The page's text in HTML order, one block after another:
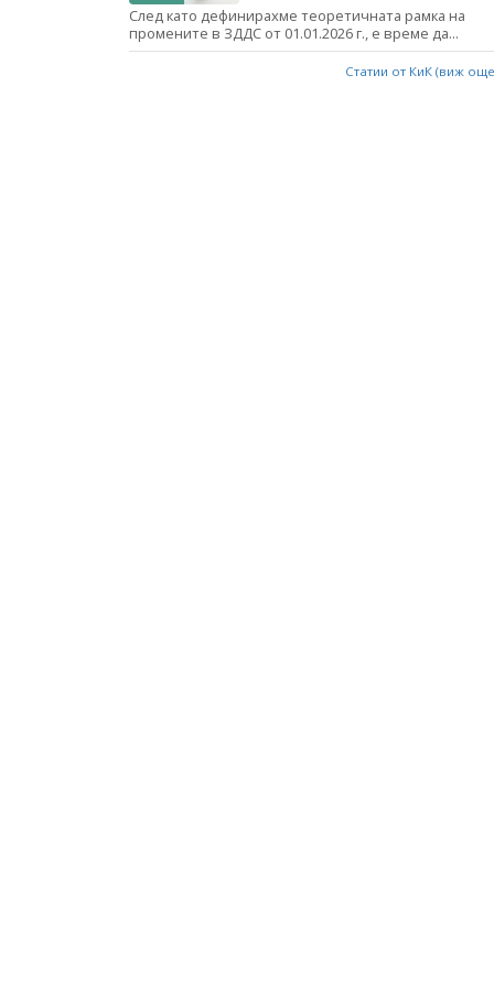
След като дефинирахме теоретичната рамка на
промените в ЗДДС от 01.01.2026 г., е време да...
Статии от КиК (виж